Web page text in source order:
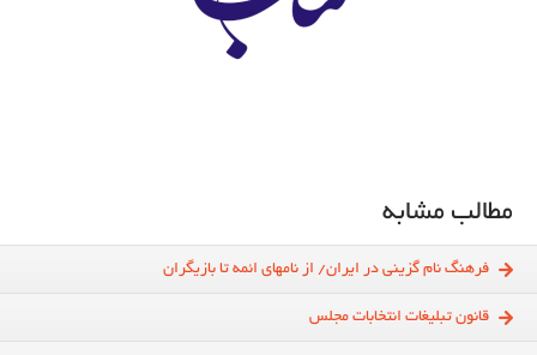
مطالب مشابه
فرهنگ نام گزینی در ایران/ از نامهای ائمه تا بازیگران
قانون تبلیغات انتخابات مجلس